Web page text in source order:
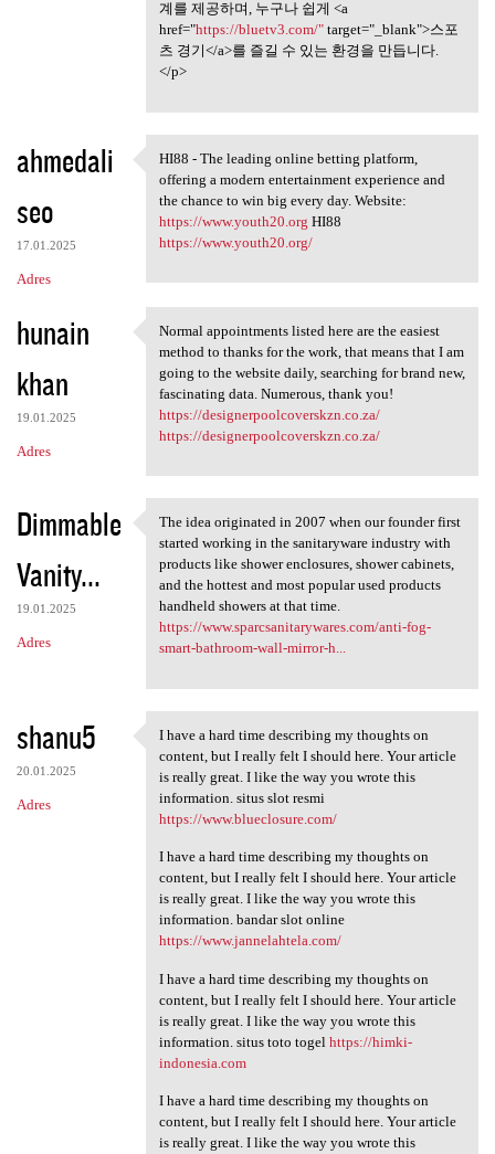
계를 제공하며, 누구나 쉽게 <a
href="https://bluetv3.com/"target="_blank">스포
츠 경기</a>를 즐길 수 있는 환경을 만듭니다.
</p>
ahmedali
seo
17.01.2025
Adres
HI88 - The leading online
HI88 - The leading online betting platform,
offering a modern entertainment experience and
the chance to win big every day. Website:
https://www.youth20.org HI88
https://www.youth20.org/
hunain
khan
19.01.2025
Adres
Normal appointments listed
Normal appointments listed here are the easiest
method to thanks for the work, that means that I am
going to the website daily, searching for brand new,
fascinating data. Numerous, thank you!
https://designerpoolcoverskzn.co.za/
https://designerpoolcoverskzn.co.za/
Dimmable
Vanity...
19.01.2025
Adres
The idea originated in 2007
The idea originated in 2007 when our founder first
started working in the sanitaryware industry with
products like shower enclosures, shower cabinets,
and the hottest and most popular used products
handheld showers at that time.
https://www.sparcsanitarywares.com/anti-fog-
smart-bathroom-wall-mirror-h...
shanu5
20.01.2025
Adres
I have a hard time describing
I have a hard time describing my thoughts on
content, but I really felt I should here. Your article
is really great. I like the way you wrote this
information. situs slot resmi
https://www.blueclosure.com/
I have a hard time describing my thoughts on
content, but I really felt I should here. Your article
is really great. I like the way you wrote this
information. bandar slot online
https://www.jannelahtela.com/
I have a hard time describing my thoughts on
content, but I really felt I should here. Your article
is really great. I like the way you wrote this
information. situs toto togel https://himki-
indonesia.com
I have a hard time describing my thoughts on
content, but I really felt I should here. Your article
is really great. I like the way you wrote this